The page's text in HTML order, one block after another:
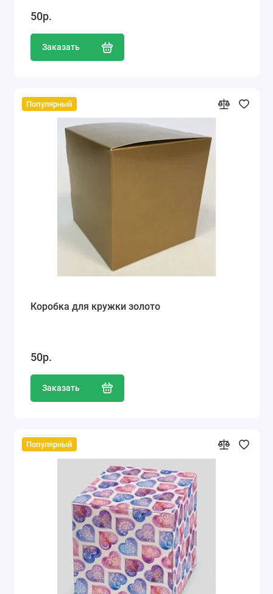
50р.
Заказать
Популярный
Коробка для кружки золото
50р.
Заказать
Популярный